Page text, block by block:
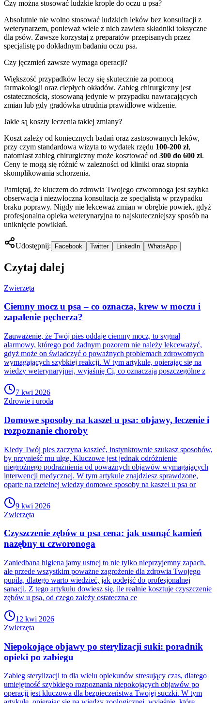
Czy można stosować ludzkie krople do oczu u psa?
Absolutnie nie wolno stosować ludzkich leków bez konsultacji z
weterynarzem, ponieważ wiele z nich zawiera składniki toksyczne
dla psów. Zawsze korzystaj z preparatów przepisanych przez
specjalistę po dokładnym badaniu oczu psa.
Czy jęczmień zawsze wymaga operacji?
Większość przypadków leczy się skutecznie za pomocą
farmakologii oraz ciepłych okładów. Zabieg chirurgiczny jest
ostatecznością, stosowaną jedynie w przypadku nawracających
zmian lub gdy gradówka utrudnia prawidłowe widzenie.
Jakie są koszty leczenia takiej zmiany?
Koszt zależy od koniecznych badań oraz zastosowanych leków,
przy czym standardowa wizyta to wydatek rzędu 100-200 zł,
natomiast zabieg chirurgiczny może kosztować od 300 do 600 zł.
Ceny te mogą się różnić w zależności od kliniki oraz stopnia
skomplikowania schorzenia.
Pamiętaj, że kluczem do zdrowia Twojego czworonoga jest szybka
obserwacja i niezwłoczna konsultacja ze specjalistą w przypadku
braku poprawy. Nigdy nie lekceważ zmian w obrębie powiek, gdyż
profesjonalna opieka weterynaryjna to najskuteczniejszy sposób na
uniknięcie powikłań.
Udostępnij: Facebook Twitter LinkedIn WhatsApp
Czytaj dalej
Zwierzęta
Ciemny mocz u psa – co oznacza, krew w moczu i
zapalenie pęcherza?
Zauważenie, że Twój pies oddaje ciemny mocz, to sygnał
alarmowy, którego pod żadnym pozorem nie należy lekceważyć,
gdyż może on świadczyć o poważnych problemach zdrowotnych
wymagających szybkiej reakcji. W tym artykule, opierając się na
wiedzy weterynaryjnej, wyjaśnię Ci, co oznaczają poszczególne z
7 kwi 2026
Zdrowie i uroda
Domowe sposoby na kaszel u psa: objawy, leczenie i
rozpoznanie choroby
Kiedy Twój pies zaczyna kaszleć, instynktownie szukasz sposobów,
by przynieść mu ulgę. Kluczowe jest jednak odróżnienie
niegroźnego podrażnienia od poważnych objawów wymagających
interwencji medycznej. W tym artykule znajdziesz sprawdzone,
oparte na rzetelnej wiedzy domowe sposoby na kaszel u psa or
9 kwi 2026
Zwierzęta
Czyszczenie zębów u psa cena: jak usunąć kamień
nazębny u czworonoga
Zaniedbana higiena jamy ustnej to nie tylko nieprzyjemny zapach,
ale przede wszystkim poważne zagrożenie dla zdrowia Twojego
pupila, dlatego warto wiedzieć, jak podejść do profesjonalnej
sanacji. Z tego artykułu dowiesz się, ile realnie kosztuje czyszczenie
zębów u psa, od czego zależy ostateczna ce
12 kwi 2026
Zwierzęta
Niepokojące objawy po sterylizacji suki: poradnik
opieki po zabiegu
Zabieg sterylizacji to dla wielu opiekunów stresujący czas, dlatego
umiejętność szybkiego rozpoznania niepokojących objawów po
operacji jest kluczowa dla bezpieczeństwa Twojej suczki. W tym